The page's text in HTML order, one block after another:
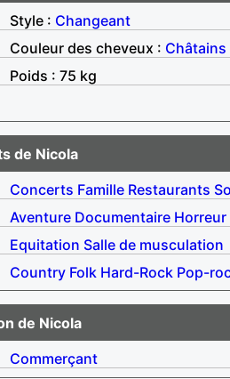
Style : Changeant
Couleur des cheveux : Châtains
Poids : 75 kg
de Nicola
Concerts Famille Restaurants
Aventure Documentaire Horreur
Equitation Salle de musculation
Country Folk Hard-Rock Pop-
de Nicola
Commerçant